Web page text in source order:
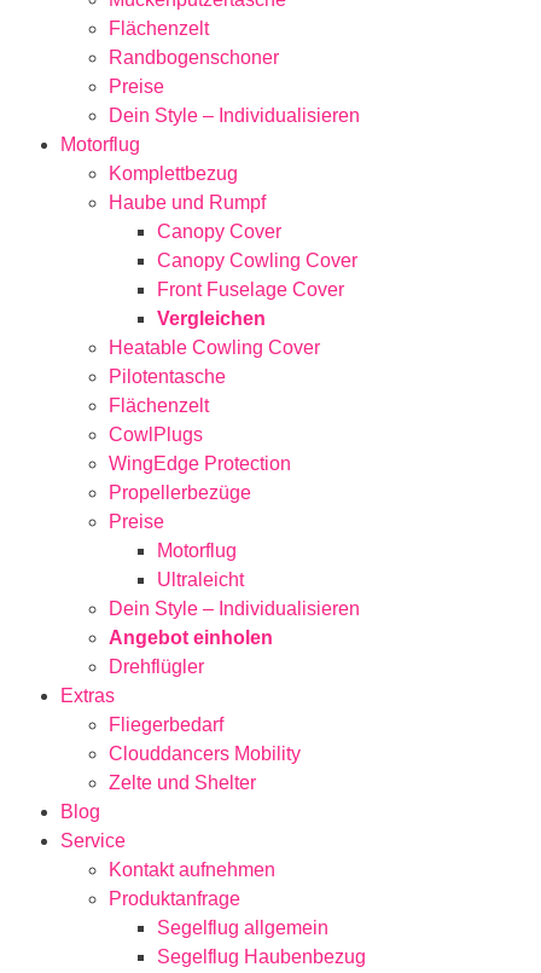
Flächenzelt
Randbogenschoner
Preise
Dein Style – Individualisieren
Motorflug
Komplettbezug
Haube und Rumpf
Canopy Cover
Canopy Cowling Cover
Front Fuselage Cover
Vergleichen
Heatable Cowling Cover
Pilotentasche
Flächenzelt
CowlPlugs
WingEdge Protection
Propellerbezüge
Preise
Motorflug
Ultraleicht
Dein Style – Individualisieren
Angebot einholen
Drehflügler
Extras
Fliegerbedarf
Clouddancers Mobility
Zelte und Shelter
Blog
Service
Kontakt aufnehmen
Produktanfrage
Segelflug allgemein
Segelflug Haubenbezug